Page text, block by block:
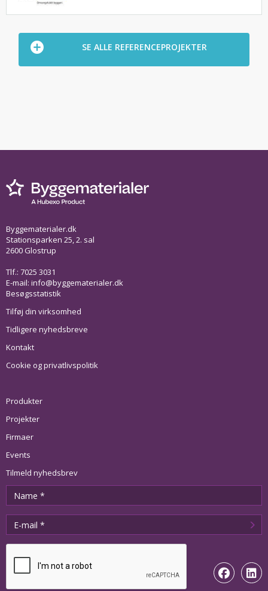
SE ALLE REFERENCEPROJEKTER
Byggematerialer.dk
Stationsparken 25, 2. sal
2600 Glostrup
Tlf.: 7025 3031
E-mail: info@byggematerialer.dk
Besøgsstatistik
Tilføj din virksomhed
Tidligere nyhedsbreve
Kontakt
Cookie og privatlivspolitik
Produkter
Projekter
Firmaer
Events
Tilmeld nyhedsbrev